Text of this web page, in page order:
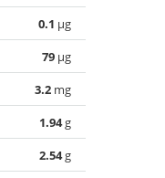
0.1 µg
79 µg
3.2 mg
1.94g
2.54g